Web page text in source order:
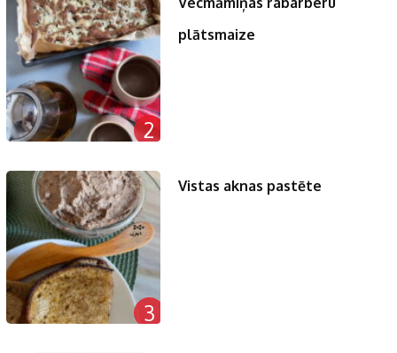
2
plātsmaize
3
Vistas aknas pastēte